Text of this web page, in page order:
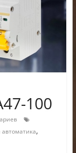
100
,